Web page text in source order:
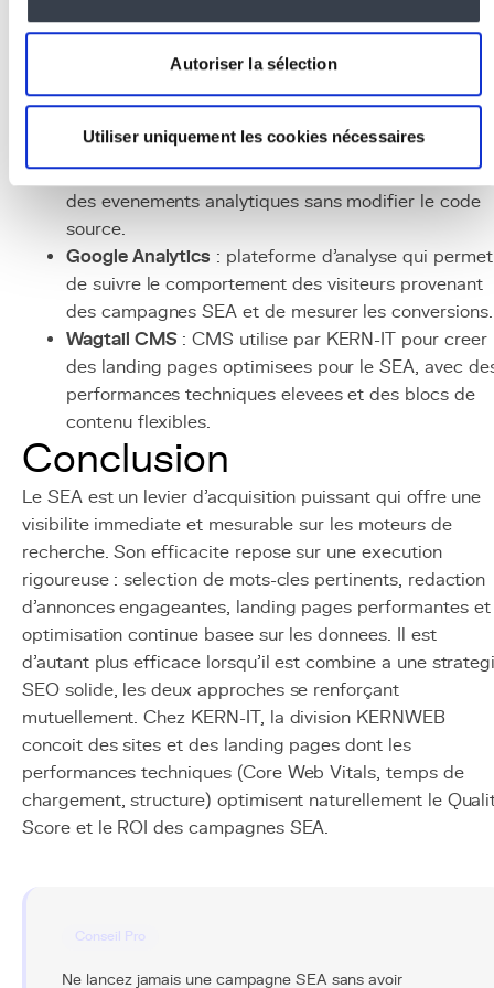
Autoriser la sélection
Utiliser uniquement les cookies nécessaires
Shopping.
Google Keyword Planner: outil de recherche de
mots-cles integre a Google Ads, fournissant
Google Tag Manager: gestionnaire de balises qui
facilite l'implementation du suivi des conversions et
des evenements analytiques sans modifier le code
source.
Google Analytics : plateforme d'analyse qui permet
de suivre le comportement des visiteurs provenant
des campagnes SEA et de mesurer les conversions.
Wagtail CMS: CMS utilise par KERN-IT pour creer
des landing pages optimisees pour le SEA, avec
performances techniques elevees et des blocs de
contenu flexibles.
Conclusion
Le SEA est un levier d'acquisition puissant qui offre une
visibilite immediate et mesurable sur les moteurs de
recherche. Son efficacite repose sur une execution
rigoureuse : selection de mots-cles pertinents, redaction
d'annonces engageantes, landing pages performantes et
optimisation continue basee sur les donnees. Il est
d'autant plus efficace lorsqu'il est combine a une
SEO solide, les deux approches se renforçant
mutuellement. Chez KERN-IT, la division KERNWEB
concoit des sites et des landing pages dont les
performances techniques (Core Web Vitals, temps de
chargement, structure) optimisent naturellement le
Score et le ROI des campagnes SEA.
Conseil Pro
Ne lancez jamais une campagne SEA sans avoir